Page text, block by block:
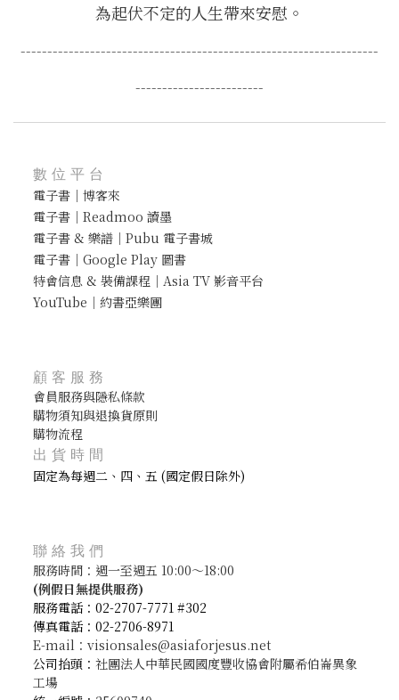
為起伏不定的人生帶來安慰。
-------------------------------------------------------------------
------------------------
數位平台
電子書｜博客來
電子書｜Readmoo 讀墨
電子書 & 樂譜｜Pubu 電子書城
電子書｜Google Play 圖書
特會信息 & 裝備課程｜Asia TV 影音平台
YouTube｜約書亞樂團
顧客服務
會員服務與隱私條款
購物須知與退換貨原則
購物流程
出貨時間
固定為每週二、四、五 (國定假日除外)
聯絡我們
服務時間：週一至週五 10:00～18:00
(例假日無提供服務)
服務電話：02-2707-7771 #302
傳真電話：02-2706-8971
E-mail：visionsales@asiaforjesus.net
公司抬頭： 社團法人中華民國國度豐收協會附屬希伯崙異象
工場